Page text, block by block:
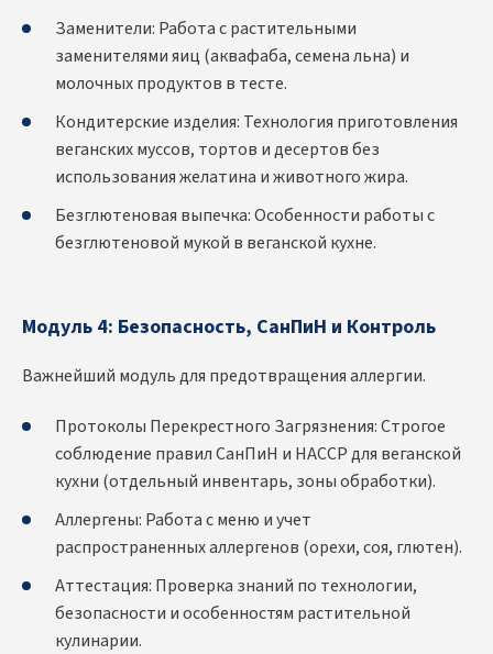
Заменители: Работа с растительными
заменителями яиц (аквафаба, семена льна) и
молочных продуктов в тесте.
Кондитерские изделия: Технология приготовления
веганских муссов, тортов и десертов без
использования желатина и животного жира.
Безглютеновая выпечка: Особенности работы с
безглютеновой мукой в веганской кухне.
Модуль 4: Безопасность, СанПиН и Контроль
Важнейший модуль для предотвращения аллергии.
Протоколы Перекрестного Загрязнения: Строгое
соблюдение правил СанПиН и HACCP для веганской
кухни (отдельный инвентарь, зоны обработки).
Аллергены: Работа с меню и учет
распространенных аллергенов (орехи, соя, глютен).
Аттестация: Проверка знаний по технологии,
безопасности и особенностям растительной
кулинарии.